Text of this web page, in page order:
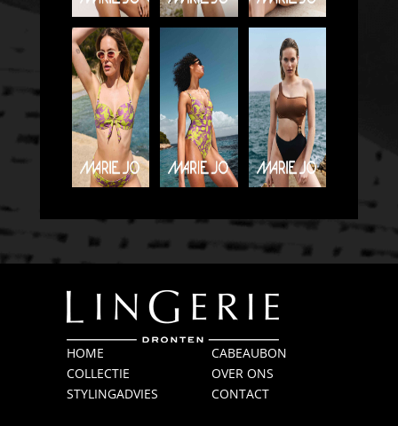
HOME
CABEAUBON
COLLECTIE
OVER ONS
STYLINGADVIES
CONTACT